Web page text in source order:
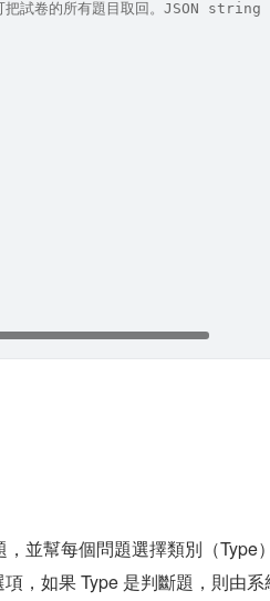
卷的所有題目取回。JSON string
並幫每個問題選擇類別（Type
，如果 Type 是判斷題，則由系